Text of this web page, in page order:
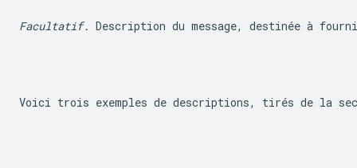
Facultatif. Description du message, destinée à
Voici trois exemples de descriptions, tirés de la